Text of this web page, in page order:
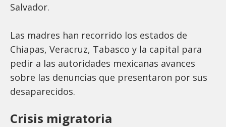
Salvador.
Las madres han recorrido los estados de
Chiapas, Veracruz, Tabasco y la capital para
pedir a las autoridades mexicanas avances
sobre las denuncias que presentaron por sus
desaparecidos.
Crisis migratoria